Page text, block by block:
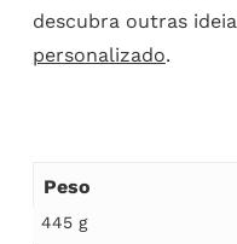
descubra outras
personalizado.
Peso
445 g